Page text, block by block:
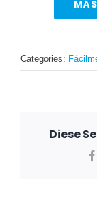
Categories:
Diese